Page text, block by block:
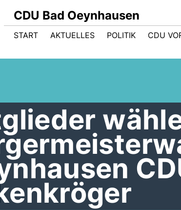
CDU Bad Oeynhausen
START AKTUELLES POLITIK CDU